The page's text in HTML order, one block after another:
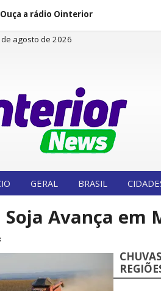
Ouça a rádio Ointerior